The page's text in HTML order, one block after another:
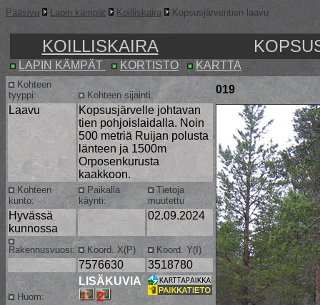
Pääsivu Lapin kämpät Koilliskaira Kopsusjärventien laavu
KOILLISKAIRA
LAPIN KÄMPÄT KORTISTO KARTTA
Kohteen
tyyppi:
Kohteen sijainti:
019
Laavu
Kopsusjärvelle johtavan
tien pohjoislaidalla. Noin
500 metriä Ruijan polusta
länteen ja 1500m
Orposenkurusta
kaakkoon.
Kohteen
kunto:
Paikalla
käynti:
Tietoja
muutettu
Hyvässä
kunnossa
02.09.2024
Rakennusvuosi: Koord. X(P) Koord. Y(I)
7576630 3518780
Huom:
LISÄKUVIA